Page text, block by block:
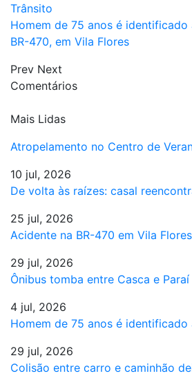
Trânsito
Homem de 75 anos é identificado
BR-470, em Vila Flores
Prev Next
Comentários
Mais Lidas
Atropelamento no Centro de
10 jul, 2026
De volta às raízes: casal
25 jul, 2026
Acidente na BR-470 em Vila
29 jul, 2026
Ônibus tomba entre Casca e
4 jul, 2026
Homem de 75 anos é
29 jul, 2026
Colisão entre carro e caminhão